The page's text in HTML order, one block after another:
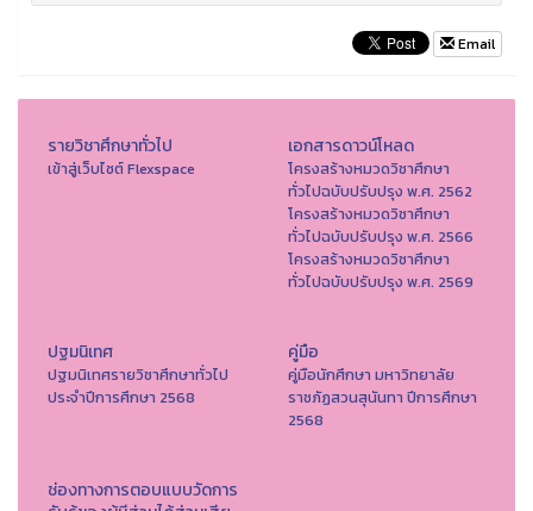
Email
รายวิชาศึกษาทั่วไป
เข้าสู่เว็บไซต์ Flexspace
เอกสารดาวน์โหลด
โครงสร้างหมวดวิชาศึกษา
ทั่วไปฉบับปรับปรุง พ.ศ. 2562
โครงสร้างหมวดวิชาศึกษา
ทั่วไปฉบับปรับปรุง พ.ศ. 2566
โครงสร้างหมวดวิชาศึกษา
ทั่วไปฉบับปรับปรุง พ.ศ. 2569
ปฐมนิเทศ
ปฐมนิเทศรายวิชาศึกษาทั่วไป
ประจำปีการศึกษา 2568
คู่มือ
คู่มือนักศึกษา มหาวิทยาลัย
ราชภัฏสวนสุนันทา ปีการศึกษา
2568
ช่องทางการตอบแบบวัดการ